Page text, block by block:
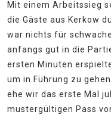
Mit einem Arbeitssieg
die Gäste aus Kerkow
war nichts für
anfangs gut in die
ersten Minuten
um in Führung zu
ehe wir das erste Mal
mustergültigen Pass